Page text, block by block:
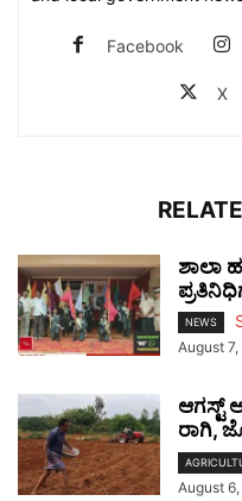
Facebook
X
ಶಾಲಾ
NEWS
August
ಆಗಸ್ಟ್
ರಾಗಿ,
August